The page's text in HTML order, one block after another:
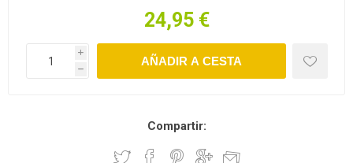
24,95 €
i
h
Compartir: